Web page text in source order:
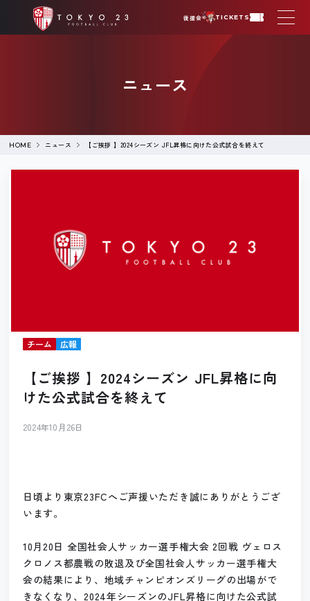
後援会 TICKETS
ニュース
HOME ニュース 【ご挨拶 】2024シーズン JFL昇格に向けた公式試合を終えて
チーム 広報
【ご挨拶 】2024シーズン JFL昇格に向
けた公式試合を終えて
2024年10月26日
日頃より東京23FCへご声援いただき誠にありがとうござ
います。
10月20日 全国社会人サッカー選手権大会 2回戦 ヴェロス
クロノス都農戦の敗退及び全国社会人サッカー選手権大
会の結果により、地域チャンピオンズリーグの出場がで
きなくなり、2024年シーズンのJFL昇格に向けた公式試